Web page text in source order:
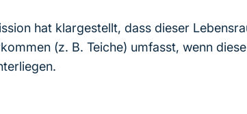
hat klargestellt, dass dieser
(z. B. Teiche) umfasst, wenn